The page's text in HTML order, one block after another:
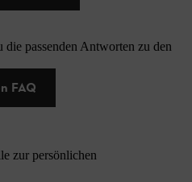
passenden Antworten zu den
FAQ
zur persönlichen